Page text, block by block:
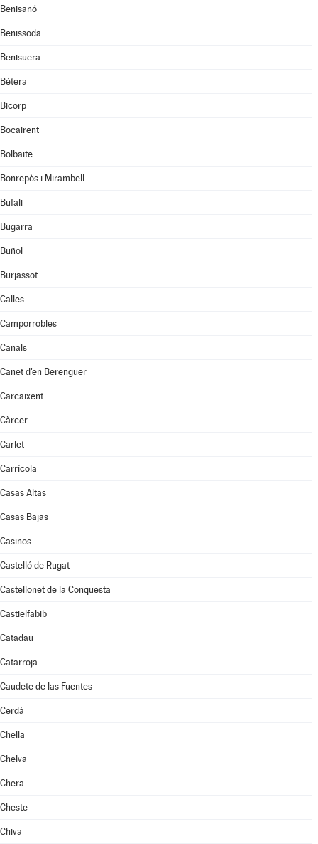
Benisanó
Benissoda
Benisuera
Bétera
Bicorp
Bocairent
Bolbaite
Bonrepòs i Mirambell
Bufali
Bugarra
Buñol
Burjassot
Calles
Camporrobles
Canals
Canet d'en Berenguer
Carcaixent
Càrcer
Carlet
Carrícola
Casas Altas
Casas Bajas
Casinos
Castelló de Rugat
Castellonet de la Conquesta
Castielfabib
Catadau
Catarroja
Caudete de las Fuentes
Cerdà
Chella
Chelva
Chera
Cheste
Chiva